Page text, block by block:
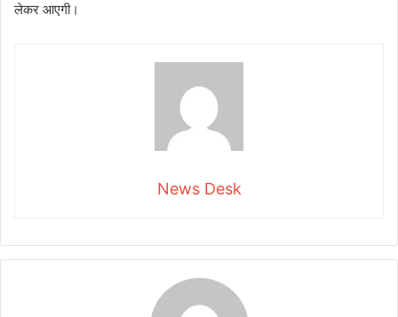
लेकर आएगी।
News Desk